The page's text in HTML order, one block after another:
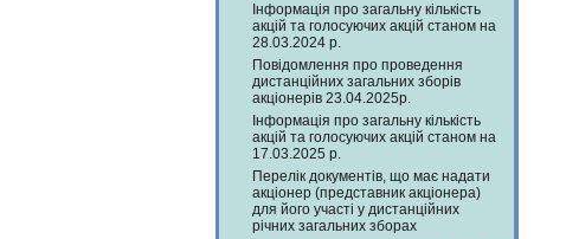
Інформація про загальну кількість
акцій та голосуючих акцій станом на
28.03.2024 р.
Повідомлення про проведення
дистанційних загальних зборів
акціонерів 23.04.2025р.
Інформація про загальну кількість
акцій та голосуючих акцій станом на
17.03.2025 р.
Перелік документів, що має надати
акціонер (представник акціонера)
для його участі у дистанційних
річних загальних зборах